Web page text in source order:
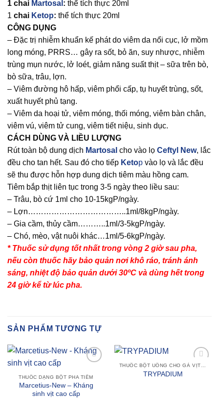
1 chai Martosal : thể tích thực 20ml
1 chai Ketop: thể tích thực 20ml
CÔNG DỤNG
– Đặc trị nhiễm khuẩn kế phát do viêm da nổi cục, lở mồm
long móng, PRRS… gây ra sốt, bỏ ăn, suy nhược, nhiễm
trùng mụn nước, lở loét, giảm năng suất thịt – sữa trên bò,
bò sữa, trâu, lợn.
– Viêm đường hô hấp, viêm phổi cấp, tụ huyết trùng, sốt,
xuất huyết phủ tạng.
– Viêm da hoại tử, viêm móng, thối móng, viêm bàn chân,
viêm vú, viêm tử cung, viêm tiết niệu, sinh dục.
CÁCH DÙNG VÀ LIỀU LƯỢNG
Rút toàn bộ dung dịch Martosal cho vào lọ Ceftyl New, lắc
đều cho tan hết. Sau đó cho tiếp Ketop vào lọ và lắc đều
sẽ thu được hỗn hợp dung dịch tiêm màu hồng cam.
Tiêm bắp thịt liên tục trong 3-5 ngày theo liều sau:
– Trâu, bò cứ 1ml cho 10-15kgP/ngày.
– Lợn………………………………..1ml/8kgP/ngày.
– Gia cầm, thủy cầm………..1ml/3-5kgP/ngày.
– Chó, mèo, vật nuôi khác…1ml/5-6kgP/ngày.
* Thuốc sử dụng tốt nhất trong vòng 2 giờ sau pha,
nếu còn thuốc hãy bảo quản nơi khô ráo, tránh ánh
sáng, nhiệt độ bảo quản dưới 30ºC và dùng hết trong
24 giờ kể từ lúc pha.
SẢN PHẨM TƯƠNG TỰ
wishlist
THUỐC DẠNG BỘT PHA TIÊM
Marcetius-New – Kháng
sinh vịt cao cấp
Add to
TRYPADIUM